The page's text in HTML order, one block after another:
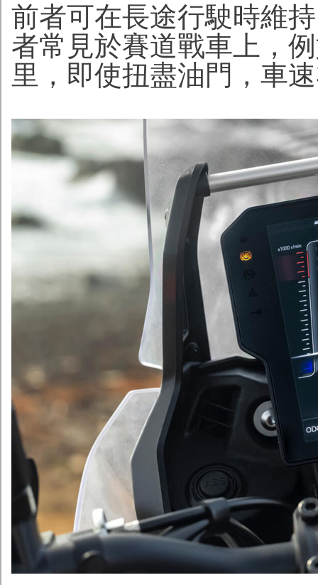
前者可在長途行駛時維
者常見於賽道戰車上，
里，即使扭盡油門，車